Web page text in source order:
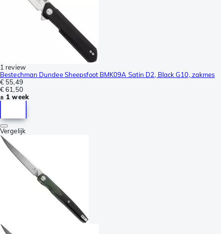
1 review
Bestechman Dundee Sheepsfoot BMK09A Satin D2, Black G10, zakmes
€ 55,49
€ 61,50
± 1 week
Vergelijk